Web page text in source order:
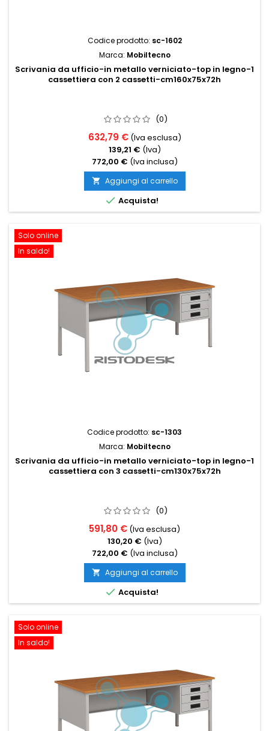
Codice prodotto: sc-1602
Marca: Mobiltecno
Scrivania da ufficio-in metallo verniciato-top in legno-1
cassettiera con 2 cassetti-cm160x75x72h
(0)
632,79 € (Iva esclusa)
139,21 € (Iva)
772,00 € (Iva inclusa)
 Aggiungi al carrello
 Acquista!
Solo online
In saldo!
Codice prodotto: sc-1303
Marca: Mobiltecno
Scrivania da ufficio-in metallo verniciato-top in legno-1
cassettiera con 3 cassetti-cm130x75x72h
(0)
591,80 € (Iva esclusa)
130,20 € (Iva)
722,00 € (Iva inclusa)
 Aggiungi al carrello
 Acquista!
Solo online
In saldo!